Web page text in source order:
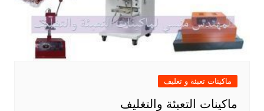
ماكينات تعبئة و تغليف
ماكينات التعبئة والتغليف